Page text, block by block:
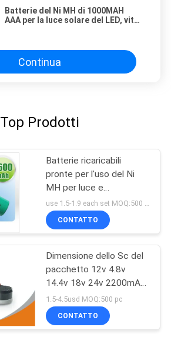
Batterie del Ni MH di 1000MAH
AAA per la luce solare del LED, vita
Continua
Top Prodotti
Batterie ricaricabili
pronte per l'uso del Ni
MH per luce e
telecomando solari
use 1.5-1.9 each set MOQ:500 pc
CONTATTO
Dimensione dello Sc del
pacchetto 12v 4.8v
14.4v 18v 24v 2200mAh
della batteria delle
macchine utensili Ni-MH
1.5-4.5usd MOQ:500 pc
CONTATTO